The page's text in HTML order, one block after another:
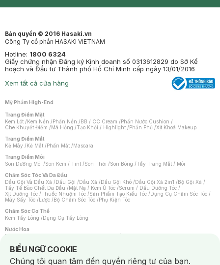
Bản quyền © 2016 Hasaki.vn
Công Ty cổ phần HASAKI VIETNAM
Hotline: 1800 6324
Giấy chứng nhận Đăng ký Kinh doanh số 0313612829 do Sở Kế
hoạch và Đầu tư Thành phố Hồ Chí Minh cấp ngày 13/01/2016
Xem tất cả cửa hàng
Mỹ Phẩm High-End
Trang Điểm Mặt
Kem Lót /Kem Nền /Phấn Nền /BB / CC Cream /Phấn Nước Cushion /
Che Khuyết Điểm /Má Hồng /Tạo Khối / Highlight /Phấn Phủ /Xịt Khoá Makeup
Trang Điểm Mắt
Kẻ Mày /Kẻ Mắt /Phấn Mắt /Mascara
Trang Điểm Môi
Son Dưỡng Môi /Son Kem / Tint /Son Thỏi /Son Bóng /Tẩy Trang Mắt / Môi
Chăm Sóc Tóc Và Da Đầu
Dầu Gội Và Dầu Xả /Dầu Gội /Dầu Xả /Dầu Gội Khô /Dầu Gội Xả 2in1 /Bộ Gội Xả /
Tẩy Tế Bào Chết Da Đầu /Mặt Nạ / Kem Ủ Tóc /Serum / Dầu Dưỡng Tóc /
Xịt Dưỡng Tóc /Thuốc Nhuộm Tóc /Sản Phẩm Tạo Kiểu Tóc /Dụng Cụ Chăm Sóc Tóc /
Máy Sấy Tóc /Lược /Bộ Chăm Sóc Tóc /Phụ Kiện Tóc
Chăm Sóc Cơ Thể
Kem Tẩy Lông /Dụng Cụ Tẩy Lông
Nước Hoa
Nước Hoa Nữ
Chăm Sóc Cá Nhân
Chống Muỗi /Khẩu Trang /Máy Massage/Mặt Nạ Xông Hơi /Nước Rửa Tay/
BIỂU NGỮ COOKIE
Notice about cookies usage
Chúng tôi quan tâm đến quyền riêng tư của bạn.